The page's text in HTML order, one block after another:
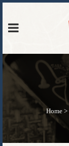
Home >